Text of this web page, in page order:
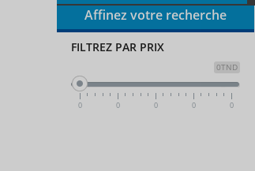
Affinez votre recherche
FILTREZ PAR PRIX
0TND
0 0 0 0 0